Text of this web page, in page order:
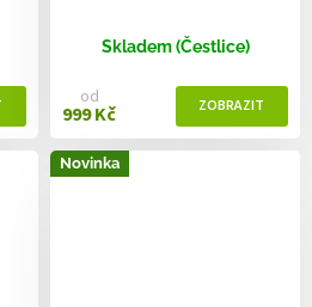
Skladem (Čestlice)
od
999 Kč
Novinka